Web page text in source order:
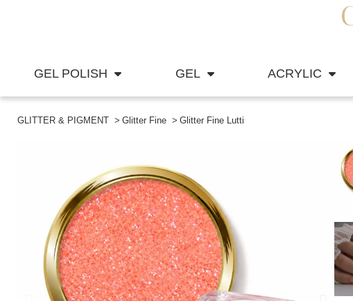
GEL POLISH GEL ACRYLIC
GLITTER & PIGMENT Glitter Fine Glitter Fine Lutti